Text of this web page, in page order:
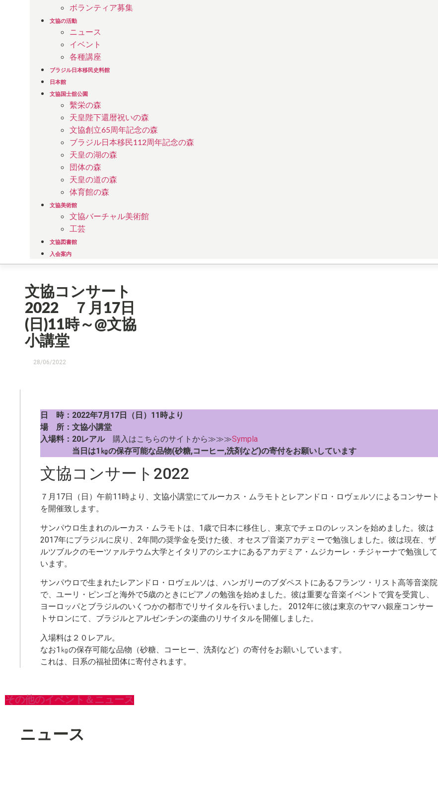
ボランティア募集
文協の活動
ニュース
イベント
各種講座
ブラジル日本移民史料館
日本館
文協国士舘公園
繫栄の森
天皇陛下還暦祝いの森
文協創立65周年記念の森
ブラジル日本移民112周年記念の森
天皇の湖の森
団体の森
天皇の道の森
体育館の森
文協美術館
文協バーチャル美術館
工芸
文協図書館
入会案内
文協コンサート
2022 ７月17日
(日)11時～@文協
小講堂
28/06/2022
日 時：2022年7月17日（日）11時より
場 所：文協小講堂
入場料：20レアル購入はこちらのサイトから≫≫≫Sympla
当日は1㎏の保存可能な品物(砂糖,コーヒー,洗剤など)の寄付をお願いしています
文協コンサート2022
７月17日（日）午前11時より、文協小講堂にてルーカス・ムラモトとレアンドロ・ロヴェルソによるコンサート
を開催致します。
サンパウロ生まれのルーカス・ムラモトは、1歳で日本に移住し、東京でチェロのレッスンを始めました。彼は
2017年にブラジルに戻り、2年間の奨学金を受けた後、オセスプ音楽アカデミーで勉強しました。彼は現在、ザ
ルツブルクのモーツァルテウム大学とイタリアのシエナにあるアカデミア・ムジカーレ・チジャーナで勉強して
います。
サンパウロで生まれたレアンドロ・ロヴェルソは、ハンガリーのブダペストにあるフランツ・リスト高等音楽院
で、ユーリ・ピンゴと海外で5歳のときにピアノの勉強を始めました。彼は重要な音楽イベントで賞を受賞し、
ヨーロッパとブラジルのいくつかの都市でリサイタルを行いました。 2012年に彼は東京のヤマハ銀座コンサー
トサロンにて、ブラジルとアルゼンチンの楽曲のリサイタルを開催しました。
入場料は２０レアル。
なお1㎏の保存可能な品物（砂糖、コーヒー、洗剤など）の寄付をお願いしています。
これは、日系の福祉団体に寄付されます。
その他のイベント＆ニュース
ニュース